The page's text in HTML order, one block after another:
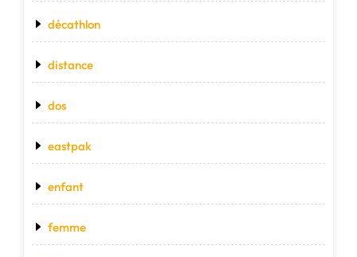
décathlon
distance
dos
eastpak
enfant
femme